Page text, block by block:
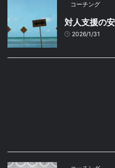
コーチング
対人支援の
2026/1/31